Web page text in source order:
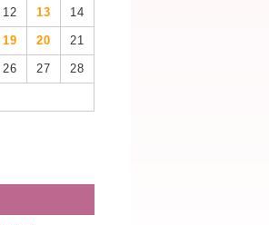
12 13 14
19 20 21
26 27 28